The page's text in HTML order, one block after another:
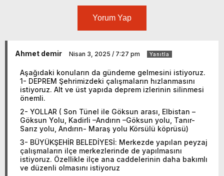
Yorum Yap
Ahmet demir Nisan 3, 2025 / 7:27 pm Yanıtla
Aşağıdaki konuların da gündeme gelmesini istiyoruz.
1- DEPREM Şehrimizdeki çalışmaların hızlanmasını
istiyoruz. Alt ve üst yapıda deprem izlerinin silinmesi
önemli.
2- YOLLAR ( Son Tünel ile Göksun arası, Elbistan –
Göksun Yolu, Kadirli –Andırın –Göksun yolu, Tanır-
Sarız yolu, Andırın- Maraş yolu Körsülü köprüsü)
3- BÜYÜKŞEHİR BELEDİYESİ: Merkezde yapılan peyzaj
çalışmaların ilçe merkezlerinde de yapılmasını
istiyoruz. Özellikle ilçe ana caddelerinin daha bakımlı
ve düzenli olmasını istiyoruz